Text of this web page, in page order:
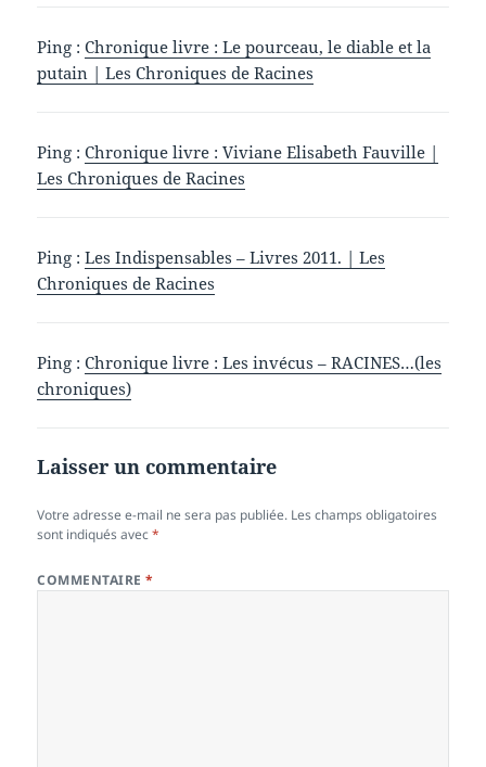
Ping :Chronique livre : Le pourceau, le diable et la
putain | Les Chroniques de Racines
Ping :Chronique livre : Viviane Elisabeth Fauville |
Les Chroniques de Racines
Ping :Les Indispensables – Livres 2011. | Les
Chroniques de Racines
Ping :Chronique livre : Les invécus – RACINES…(les
chroniques)
Laisser un commentaire
Votre adresse e-mail ne sera pas publiée. Les champs obligatoires
sont indiqués avec*
COMMENTAIRE*